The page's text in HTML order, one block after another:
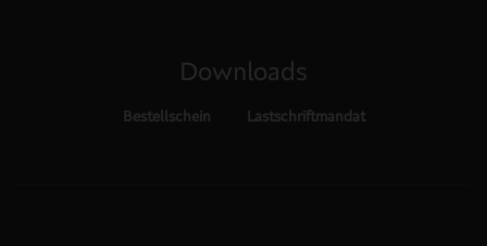
Downloads
Bestellschein Lastschriftmandat